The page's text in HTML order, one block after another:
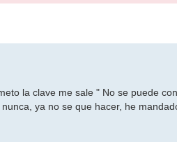
la clave me sale " No se puede
ya no se que hacer, he